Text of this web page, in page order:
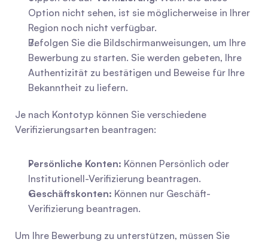
Option nicht sehen, ist sie möglicherweise in Ihrer
Region noch nicht verfügbar.
Befolgen Sie die Bildschirmanweisungen, um Ihre
Bewerbung zu starten. Sie werden gebeten, Ihre
Authentizität zu bestätigen und Beweise für Ihre
Bekanntheit zu liefern.
Je nach Kontotyp können Sie verschiedene
Verifizierungsarten beantragen:
Persönliche Konten: Können Persönlich oder
Institutionell-Verifizierung beantragen.
Geschäftskonten: Können nur Geschäft-
Verifizierung beantragen.
Um Ihre Bewerbung zu unterstützen, müssen Sie